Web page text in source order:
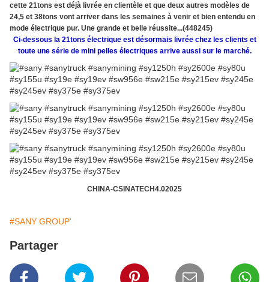
cette 21tons est déjà livrée en clientèle et que deux autres modèles de
24,5 et 38tons vont arriver dans les semaines à venir et bien entendu en
mode électrique pur. Une grande et belle réussite...(448245)
Ci-dessous la 21tons électrique est désormais livrée chez les clients et
toute une série de mini pelles électriques arrive aussi sur le marché.
CHINA-CSINATECH4.02025
#SANY GROUP'
Partager